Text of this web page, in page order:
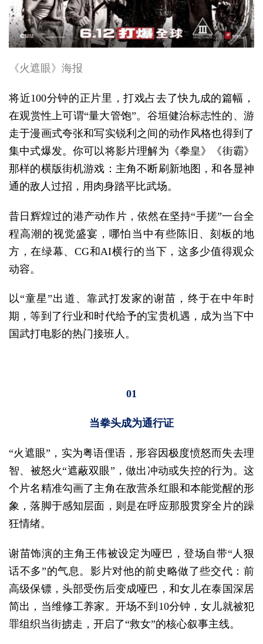
《火遮眼》海报
将近100分钟的正片里，打戏占去了快九成的篇幅，
在观赏性上可谓“量大管饱”。谷垣健治标志性的、游
走于漫画式夸张和写实锐利之间的动作风格也得到了
集中式爆发。你可以将影片理解为《拳皇》《街霸》
那样的横版街机游戏：主角不断刷新地图，和各显神
通的敌人过招，用肉身踏平比武场。
昔日辉煌过的港产动作片，依然在坚持“手搓”一台全
程高潮的视觉盛宴，哪怕当中有些陈旧、刻板的地
方，在绿幕、CG和AI横行的当下，这多少值得观众
动容。
以“童星”出道、靠武打发家的谢苗，终于在中年时
期，等到了行业和时代给予的宝贵机遇，成为当下中
国武打电影的热门接班人。
01
当拳头成为通行证
“火遮眼”，实为粤语俚语，形容因极度愤怒而失去理
智、被怒火“遮蔽双眼”，做出冲动或失控的行为。这
个片名精准勾画了主角在敌营杀红眼和本能觉醒的形
象，落脚于感知层面，则是在呼应那股贯穿全片的躁
狂情绪。
谢苗饰演的主角王伟被设定为哑巴，登场自带“人狠
话不多”的气息。影片对他的前史略做了些交代：前
高级保镖，头部受伤后变成哑巴，和女儿在泰国深居
简出，当维修工养家。开场不到10分钟，女儿就被犯
罪组织当街掳走，开启了“救女”的核心叙事主线。